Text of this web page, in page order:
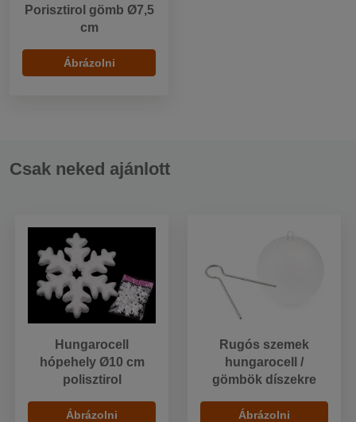
Porisztirol gömb Ø7,5
cm
Ábrázolni
Csak neked ajánlott
Hungarocell
hópehely Ø10 cm
polisztirol
Ábrázolni
Rugós szemek
hungarocell /
gömbök díszekre
Ábrázolni